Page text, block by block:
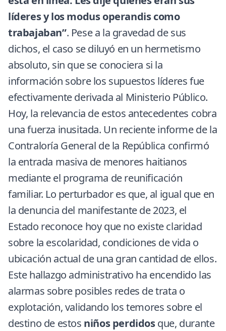
líderes y los modus operandis como
trabajaban”. Pese a la gravedad de sus
dichos, el caso se diluyó en un hermetismo
absoluto, sin que se conociera si la
información sobre los supuestos líderes fue
efectivamente derivada al Ministerio Público.
Hoy, la relevancia de estos antecedentes cobra
una fuerza inusitada. Un reciente informe de la
Contraloría General de la República confirmó
la entrada masiva de menores haitianos
mediante el programa de reunificación
familiar. Lo perturbador es que, al igual que en
la denuncia del manifestante de 2023, el
Estado reconoce hoy que no existe claridad
sobre la escolaridad, condiciones de vida o
ubicación actual de una gran cantidad de ellos.
Este hallazgo administrativo ha encendido las
alarmas sobre posibles redes de trata o
explotación, validando los temores sobre el
destino de estos niños perdidosque, durante